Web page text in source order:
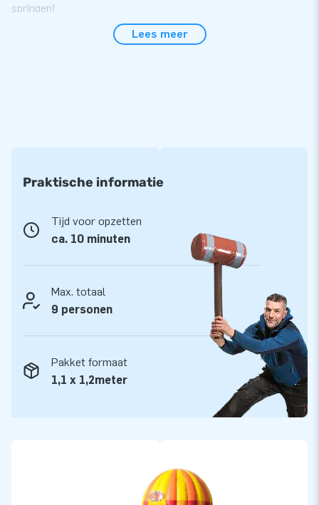
springen!
Gemak en Service
De inflatable wordt geleverd inclusief blower,
duidelijke handleiding. Alles compleet voor een mooie
beleving.
JB kussens zijn op meerdere punten verstevigd en
meervoudig gestikt en zijn gemaakt van sterk, hoge kwaliteit
PVC. Ze zijn daardoor duurzaam en eenvoudig schoon te
houden. Het disco springkasteel wordt tevens door JB
geleverd met 5 jaar garantie. Hierdoor lever jij met dit
Koop dit unieke disco springkasteel en bezorg jouw klanten
Meer dan 15.000 klanten kozen ook voor JB
JB laat al meer dan 15 jaar mensen wereldwijd een gat in de
Lees meer
Praktische informatie
Tijd voor opzetten
ca. 10 minuten
Max. totaal
9 personen
Pakket formaat
1,1 x 1,2meter